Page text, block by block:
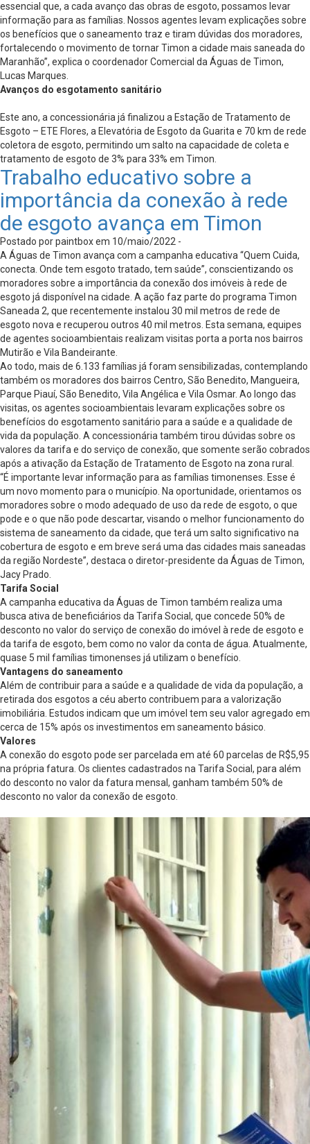
essencial que, a cada avanço das obras de esgoto, possamos levar
informação para as famílias. Nossos agentes levam explicações sobre
os benefícios que o saneamento traz e tiram dúvidas dos moradores,
fortalecendo o movimento de tornar Timon a cidade mais saneada do
Maranhão”, explica o coordenador Comercial da Águas de Timon,
Lucas Marques.
Avanços do esgotamento sanitário
Este ano, a concessionária já finalizou a Estação de Tratamento de
Esgoto – ETE Flores, a Elevatória de Esgoto da Guarita e 70 km de rede
coletora de esgoto, permitindo um salto na capacidade de coleta e
tratamento de esgoto de 3% para 33% em Timon.
Trabalho educativo sobre a
importância da conexão à rede
de esgoto avança em Timon
Postado por paintbox em 10/maio/2022 -
A Águas de Timon avança com a campanha educativa “Quem Cuida,
conecta. Onde tem esgoto tratado, tem saúde”, conscientizando os
moradores sobre a importância da conexão dos imóveis à rede de
esgoto já disponível na cidade. A ação faz parte do programa Timon
Saneada 2, que recentemente instalou 30 mil metros de rede de
esgoto nova e recuperou outros 40 mil metros. Esta semana, equipes
de agentes socioambientais realizam visitas porta a porta nos bairros
Mutirão e Vila Bandeirante.
Ao todo, mais de 6.133 famílias já foram sensibilizadas, contemplando
também os moradores dos bairros Centro, São Benedito, Mangueira,
Parque Piauí, São Benedito, Vila Angélica e Vila Osmar. Ao longo das
visitas, os agentes socioambientais levaram explicações sobre os
benefícios do esgotamento sanitário para a saúde e a qualidade de
vida da população. A concessionária também tirou dúvidas sobre os
valores da tarifa e do serviço de conexão, que somente serão cobrados
após a ativação da Estação de Tratamento de Esgoto na zona rural.
“É importante levar informação para as famílias timonenses. Esse é
um novo momento para o município. Na oportunidade, orientamos os
moradores sobre o modo adequado de uso da rede de esgoto, o que
pode e o que não pode descartar, visando o melhor funcionamento do
sistema de saneamento da cidade, que terá um salto significativo na
cobertura de esgoto e em breve será uma das cidades mais saneadas
da região Nordeste”, destaca o diretor-presidente da Águas de Timon,
Jacy Prado.
Tarifa Social
A campanha educativa da Águas de Timon também realiza uma
busca ativa de beneficiários da Tarifa Social, que concede 50% de
desconto no valor do serviço de conexão do imóvel à rede de esgoto e
da tarifa de esgoto, bem como no valor da conta de água. Atualmente,
quase 5 mil famílias timonenses já utilizam o benefício.
Vantagens do saneamento
Além de contribuir para a saúde e a qualidade de vida da população, a
retirada dos esgotos a céu aberto contribuem para a valorização
imobiliária. Estudos indicam que um imóvel tem seu valor agregado em
cerca de 15% após os investimentos em saneamento básico.
Valores
A conexão do esgoto pode ser parcelada em até 60 parcelas de R$5,95
na própria fatura. Os clientes cadastrados na Tarifa Social, para além
do desconto no valor da fatura mensal, ganham também 50% de
desconto no valor da conexão de esgoto.